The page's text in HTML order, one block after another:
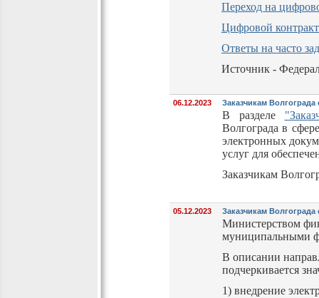
Переход на
Цифровой
Ответы на часто
Источник -
06.12.2023 Заказчикам
В разделе
Волгограда в
электронных
услуг для
Заказчикам
05.12.2023 Заказчикам
Министерством
муниципальными
В описании
подчеркивается
1) внедрение